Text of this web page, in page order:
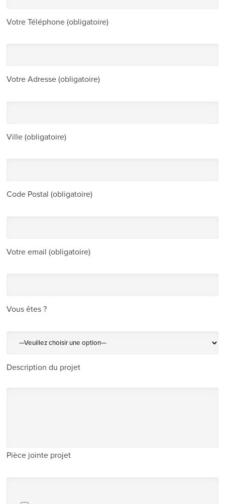
Votre Téléphone (obligatoire)
Votre Adresse (obligatoire)
Ville (obligatoire)
Code Postal (obligatoire)
Votre email (obligatoire)
Vous êtes ?
Description du projet
Pièce jointe projet